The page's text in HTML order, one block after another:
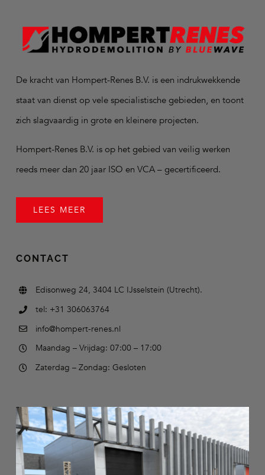
De kracht van Hompert-Renes B.V. is een indrukwekkende
staat van dienst op vele specialistische gebieden, en toont
zich slagvaardig in grote en kleinere projecten.
Hompert-Renes B.V. is op het gebied van veilig werken
reeds meer dan 20 jaar ISO en VCA – gecertificeerd.
LEES MEER
CONTACT
Edisonweg 24, 3404 LC IJsselstein (Utrecht).
tel: +31 306063764
info@hompert-renes.nl
Maandag – Vrijdag: 07:00 – 17:00
Zaterdag – Zondag: Gesloten